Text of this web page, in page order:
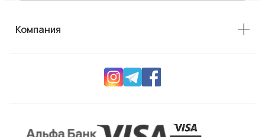
Компания